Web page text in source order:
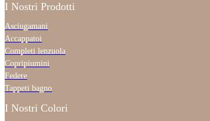
I Nostri Prodotti
Asciugamani
Accappatoi
Completi lenzuola
Copripiumini
Federe
Tappeti bagno
I Nostri Colori